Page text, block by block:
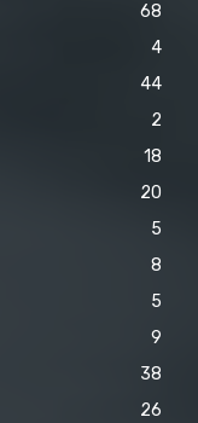
68
4
44
2
18
20
5
8
5
9
38
26